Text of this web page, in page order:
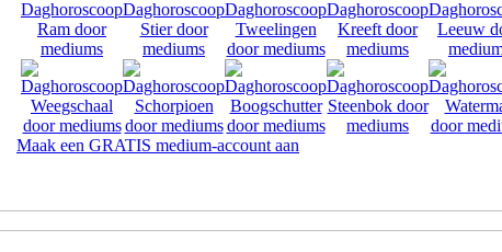
Maak een GRATIS medium-account aan